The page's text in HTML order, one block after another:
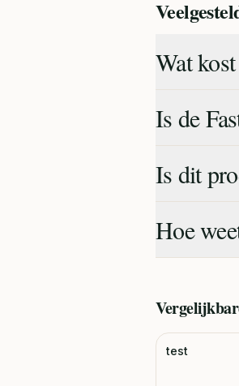
Wat
Is de
Is dit
Hoe
test